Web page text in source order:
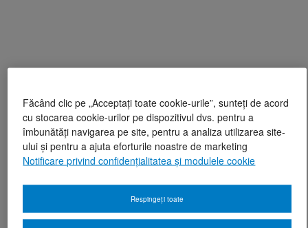
Făcând clic pe „Acceptați toate cookie-urile”, sunteți de acord
cu stocarea cookie-urilor pe dispozitivul dvs. pentru a
îmbunătăți navigarea pe site, pentru a analiza utilizarea site-
ului și pentru a ajuta eforturile noastre de marketing
Notificare privind confidențialitatea și modulele cookie
Respingeți toate